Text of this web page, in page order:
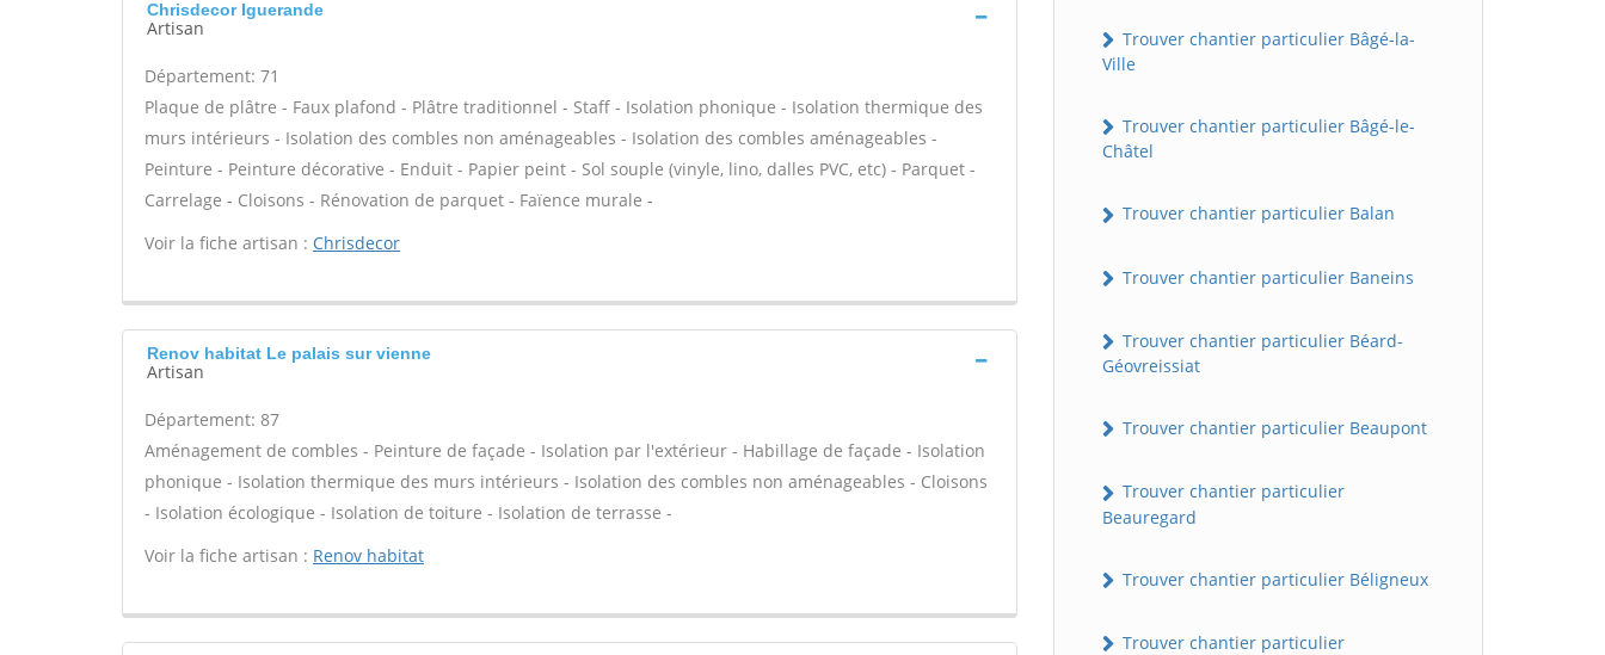
Chrisdecor Iguerande
Artisan
Département: 71
Plaque de plâtre - Faux plafond - Plâtre traditionnel - Staff - Isolation phonique - Isolation thermique des
murs intérieurs - Isolation des combles non aménageables - Isolation des combles aménageables -
Peinture - Peinture décorative - Enduit - Papier peint - Sol souple (vinyle, lino, dalles PVC, etc) - Parquet -
Carrelage - Cloisons - Rénovation de parquet - Faïence murale -
Voir la fiche artisan : Chrisdecor
Renov habitat Le palais sur vienne
Artisan
Département: 87
Aménagement de combles - Peinture de façade - Isolation par l'extérieur - Habillage de façade - Isolation
phonique - Isolation thermique des murs intérieurs - Isolation des combles non aménageables - Cloisons
- Isolation écologique - Isolation de toiture - Isolation de terrasse -
Voir la fiche artisan : Renov habitat
Trouver chantier particulier Bâgé-la-
Ville
Trouver chantier particulier Bâgé-le-
Châtel
Trouver chantier particulier Balan
Trouver chantier particulier Baneins
Trouver chantier particulier Béard-
Géovreissiat
Trouver chantier particulier Beaupont
Trouver chantier particulier
Beauregard
Trouver chantier particulier Béligneux
Trouver chantier particulier